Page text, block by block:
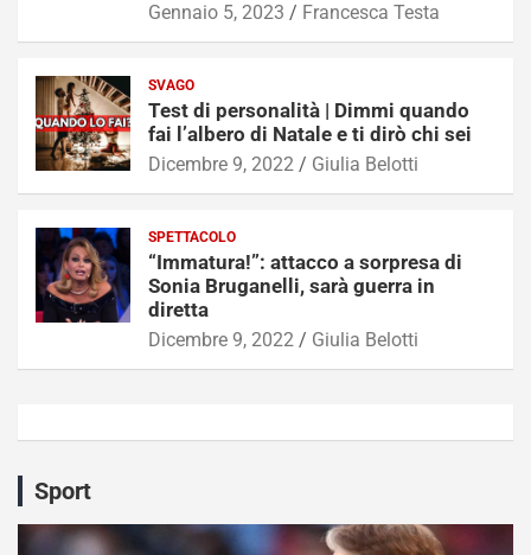
Gennaio 5, 2023 Francesca Testa
SVAGO
Test di personalità | Dimmi quando
fai l’albero di Natale e ti dirò chi sei
Dicembre 9, 2022 Giulia Belotti
SPETTACOLO
“Immatura!”: attacco a sorpresa di
Sonia Bruganelli, sarà guerra in
diretta
Dicembre 9, 2022 Giulia Belotti
Sport